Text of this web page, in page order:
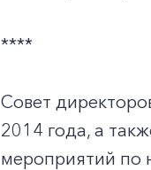
****
Совет
2014 года, а
мероприятий по